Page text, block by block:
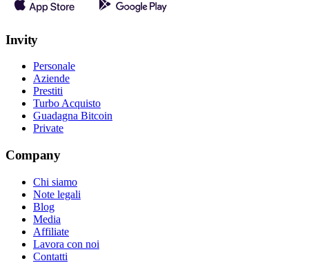
Invity
Personale
Aziende
Prestiti
Turbo Acquisto
Guadagna Bitcoin
Private
Company
Chi siamo
Note legali
Blog
Media
Affiliate
Lavora con noi
Contatti